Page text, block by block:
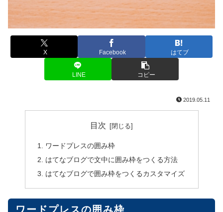
X Facebook はてブ
LINE コピー
2019.05.11
目次
ワードプレスの囲み枠
はてなブログで文中に囲み枠をつくる方法
はてなブログで囲み枠をつくるカスタマイズ
ワードプレスの囲み枠